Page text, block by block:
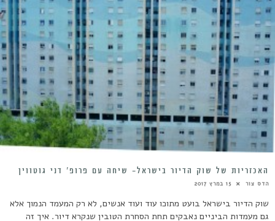
האכזריות של שוק הדיור בישראל- שיחה עם פרופ’ דני גוטווין
הדס צור 15 במרץ 2017
שוק הדיור בישראל בועט מתוכו עוד ועוד אנשים, לא רק המעמד הנמוך אלא
גם מעמדות הביניים נאבקים תחת הסחרת הטובין שנקרא דיור. איך זה